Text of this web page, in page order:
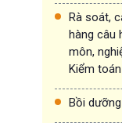
Rà soát,
hàng câu
môn,
Kiểm
Bồi